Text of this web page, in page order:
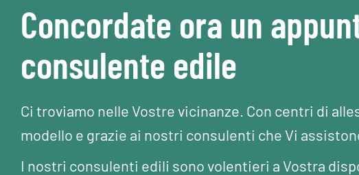
Concordate ora un
consulente edile
Ci troviamo nelle Vostre vicinanze. Con centri di
modello e grazie ai nostri consulenti che Vi
I nostri consulenti edili sono volentieri a Vostra